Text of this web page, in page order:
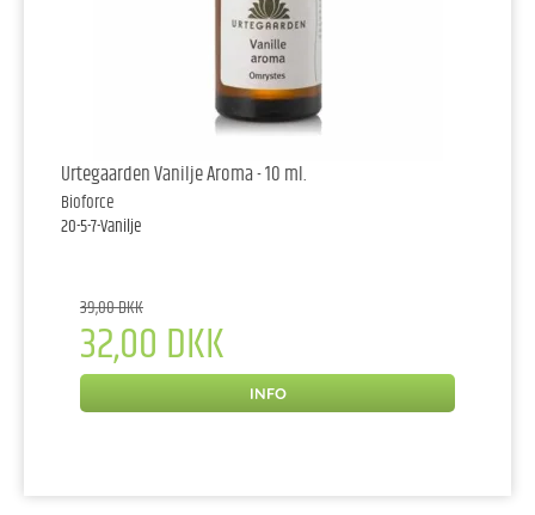
Urtegaarden Vanilje Aroma - 10 ml.
Bioforce
20-5-7-Vanilje
39,00 DKK
32,00 DKK
INFO